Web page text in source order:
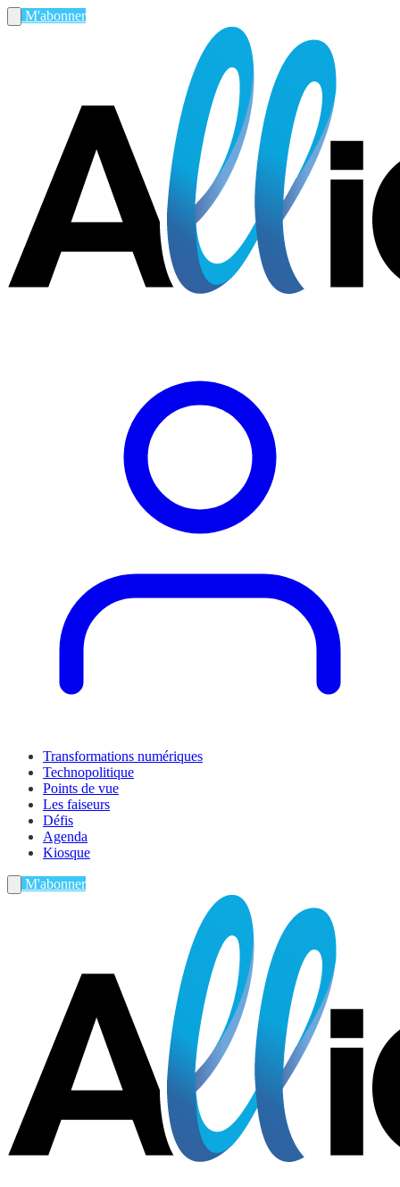
M'abonner
Transformations numériques
Technopolitique
Points de vue
Les faiseurs
Défis
Agenda
Kiosque
M'abonner